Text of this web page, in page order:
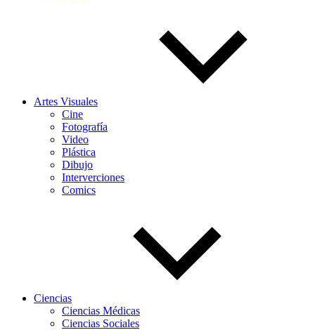
Artes Visuales
Cine
Fotografía
Video
Plástica
Dibujo
Interverciones
Comics
Ciencias
Ciencias Médicas
Ciencias Sociales